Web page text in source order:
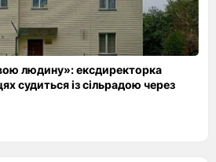
людину»: ексдиректорка
судиться із сільрадою через